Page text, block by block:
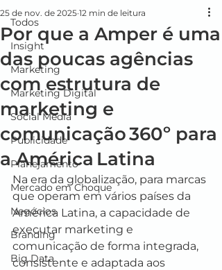
Todos
Insight
Marketing
Marketing Digital
Social Media
Publicidade
Planejamento
Mercado em Choque
Negócios
Branding
Big Data
Por que a Amper é uma
das poucas agências
com estrutura de
marketing e
comunicação 360º para
a América Latina
25 de nov. de 2025 12 min de leitura
Na era da globalização, para marcas
que operam em vários países da
América Latina, a capacidade de
executar marketing e
comunicação de forma integrada,
consistente e adaptada aos